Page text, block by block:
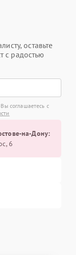
оставьте
с радостью
соглашаетесь с
на-Дону:
6